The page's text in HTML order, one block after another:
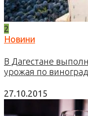
2
Новини
В Дагестане
урожая по
27.10.2015